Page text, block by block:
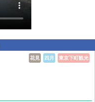
東京下町観光
四月
花見